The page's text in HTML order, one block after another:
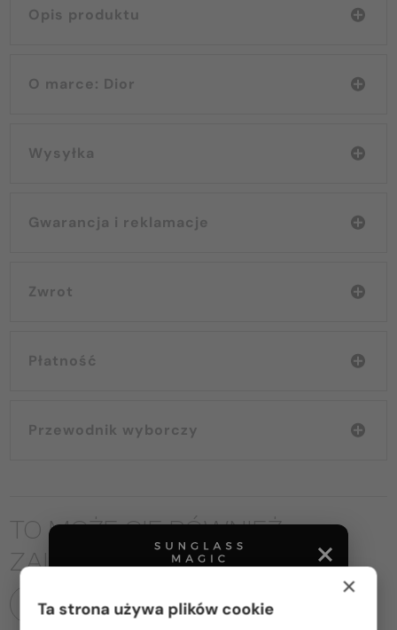
Opis produktu
O marce: Dior
Wysyłka
Gwarancja i reklamacje
Zwrot
Płatność
Przewodnik wyborczy
TO MOŻE CIĘ RÓWNIEŻ
ZAINTERESOWAĆ
WSZYSTKIE PRODUKTY
×
Ta strona używa plików cookie